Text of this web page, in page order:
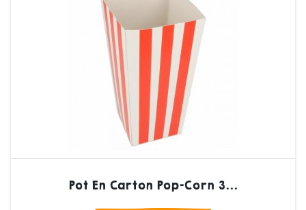
Pot En Carton Pop-Corn 3...